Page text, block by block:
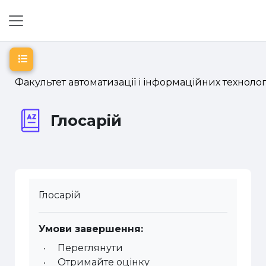
Факультет автоматизації і інформаційних
Глосарій
Відкритий покажчик курсу
Глосарій
Умови завершення:
Переглянути
Отримайте оцінку